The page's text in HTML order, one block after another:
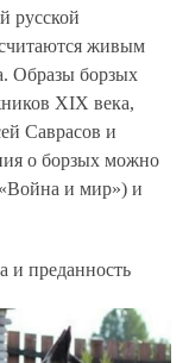
русской
живым
Образы борзых
XIX века,
Саврасов и
о борзых можно
и мир») и
и преданность